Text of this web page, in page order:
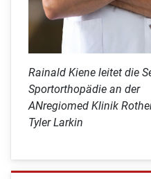
Rainald Kiene leitet die
Sportorthopädie an der
ANregiomed Klinik
Tyler Larkin